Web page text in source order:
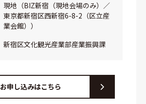
現地（BIZ新宿（現地会場のみ）／
東京都新宿区西新宿6-8-2（区立産
業会館））
新宿区文化観光産業部産業振興課
お申し込みはこちら